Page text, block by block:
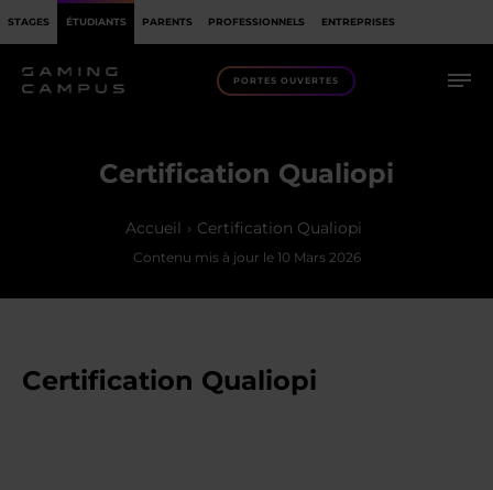
STAGES ÉTUDIANTS PARENTS PROFESSIONNELS ENTREPRISES
PORTES OUVERTES
Certification Qualiopi
Accueil Certification Qualiopi
Contenu mis à jour le 10 Mars 2026
Certification Qualiopi